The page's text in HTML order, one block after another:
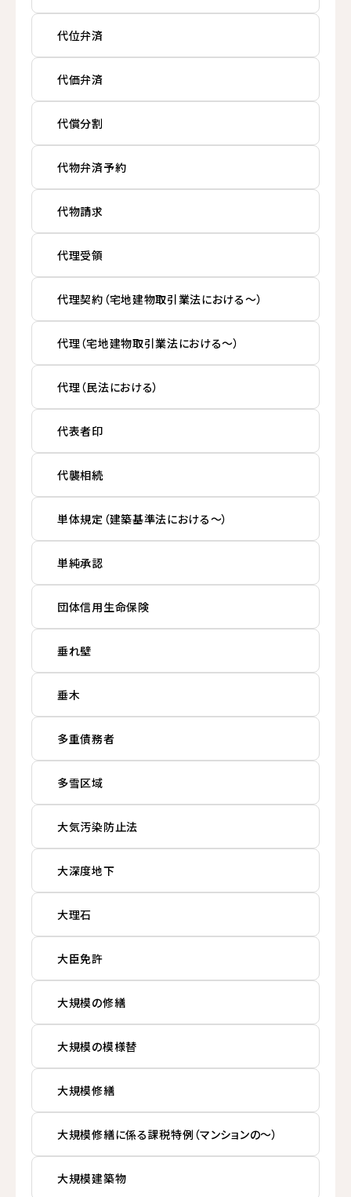
代位弁済
代価弁済
代償分割
代物弁済予約
代物請求
代理受領
代理契約（宅地建物取引業法における～）
代理（宅地建物取引業法における～）
代理（民法における）
代表者印
代襲相続
単体規定（建築基準法における～）
単純承認
団体信用生命保険
垂れ壁
垂木
多重債務者
多雪区域
大気汚染防止法
大深度地下
大理石
大臣免許
大規模の修繕
大規模の模様替
大規模修繕
大規模修繕に係る課税特例（マンションの〜）
大規模建築物